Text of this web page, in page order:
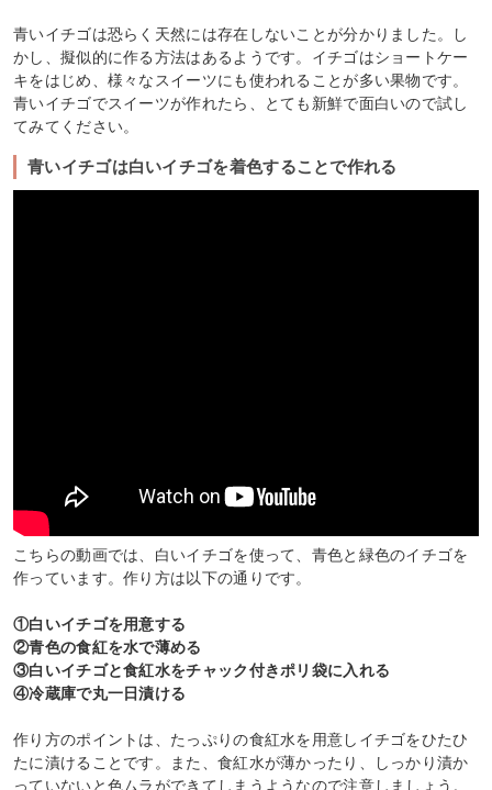
青いイチゴは恐らく天然には存在しないことが分かりました。し
かし、擬似的に作る方法はあるようです。イチゴはショートケー
キをはじめ、様々なスイーツにも使われることが多い果物です。
青いイチゴでスイーツが作れたら、とても新鮮で面白いので試し
てみてください。
青いイチゴは白いイチゴを着色することで作れる
こちらの動画では、白いイチゴを使って、青色と緑色のイチゴを
作っています。作り方は以下の通りです。
①白いイチゴを用意する
②青色の食紅を水で薄める
③白いイチゴと食紅水をチャック付きポリ袋に入れる
④冷蔵庫で丸一日漬ける
作り方のポイントは、たっぷりの食紅水を用意しイチゴをひたひ
たに漬けることです。また、食紅水が薄かったり、しっかり漬か
っていないと色ムラができてしまうようなので注意しましょう。